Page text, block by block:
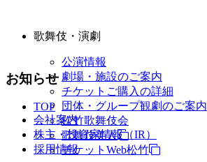
歌舞伎・演劇
公演情報
劇場・施設のご案内
チケットご購入の詳細
団体・グループ観劇のご案内
松竹歌舞伎会
歌舞伎美人
チケットWeb松竹
お知らせ
TOP
会社案内
株主・投資家情報（IR）
採用情報